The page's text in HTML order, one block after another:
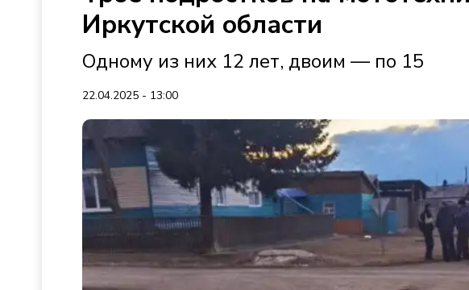
Иркутской области
Одному из них 12 лет, двоим — по 15
22.04.2025 - 13:00